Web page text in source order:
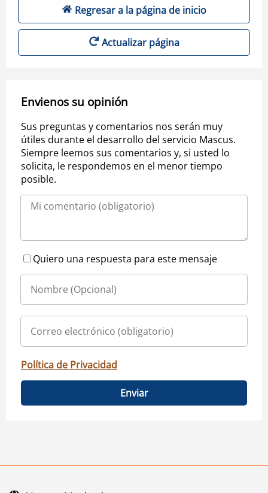
Regresar a la página de inicio
Actualizar página
Envienos su opinión
Sus preguntas y comentarios nos serán muy
útiles durante el desarrollo del servicio Mascus.
Siempre leemos sus comentarios y, si usted lo
solicita, le respondemos en el menor tiempo
posible.
Quiero una respuesta para este mensaje
Política de Privacidad
Enviar